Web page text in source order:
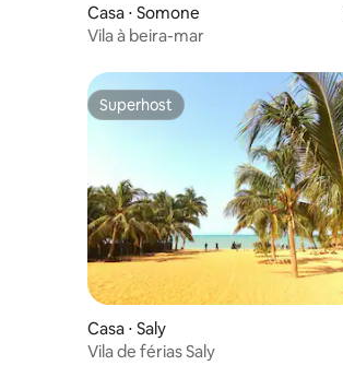
Casa ⋅ Somone
Vila à beira-mar
Superhost
Superhost
Casa ⋅ Saly
Vila de férias Saly